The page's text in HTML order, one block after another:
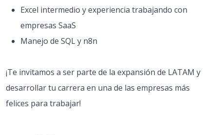
Excel intermedio y experiencia trabajando con
empresas SaaS
Manejo de SQL y n8n
¡Te invitamos a ser parte de la expansión de LATAM y
desarrollar tu carrera en una de las empresas más
felices para trabajar!